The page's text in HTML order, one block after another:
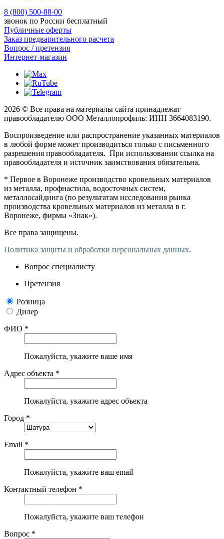
8 (800) 500-88-00
звонок по России бесплатный
Публичные оферты
Заказ предварительного расчета
Вопрос / претензия
Интернет-магазин
2026 © Все права на материалы сайта принадлежат
правообладателю ООО Металлопрофиль: ИНН 3664083190.
Воспроизведение или распространение указанных материалов
в любой форме может производиться только с письменного
разрешения правообладателя. При использовании ссылка на
правообладателя и источник заимствования обязательна.
* Первое в Воронеже производство кровельных материалов
из металла, профнастила, водосточных систем,
металлосайдинга (по результатам исследования рынка
производства кровельных материалов из металла в г.
Воронеже, фирмы «Знак»).
Все права защищены.
Политика защиты и обработки персональных данных.
Вопрос специалисту
Претензия
Розница
Дилер
ФИО *
Пожалуйста, укажите ваше имя
Адрес объекта *
Пожалуйста, укажите адрес объекта
Город *
Email *
Пожалуйста, укажите ваш email
Контактный телефон *
Пожалуйста, укажите ваш телефон
Вопрос *